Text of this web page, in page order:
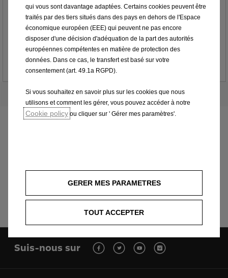
Rétroviseur extérieur - rabattable électriquement
Climatisation automatique bizone
À partir de 43 580 CHF TVA incl.*
Afficher les équipements
Brochure & liste de prix
Suis-nous sur
qui vous sont davantage adaptées. Certains cookies peuvent être
traités par des tiers situés dans des pays en dehors de l'Espace
économique européen (EEE) qui peuvent ne pas encore
disposer d'une décision d'adéquation de la part des autorités
européennes compétentes en matière de protection des
données. Dans ce cas, le transfert est basé sur votre
consentement (art. 49.1a RGPD).
Si vous souhaitez en savoir plus sur les cookies que nous
utilisons et comment les gérer, vous pouvez accéder à notre
Cookie policy ou cliquer sur ' Gérer mes paramètres'.
GERER MES PARAMETRES
TOUT ACCEPTER